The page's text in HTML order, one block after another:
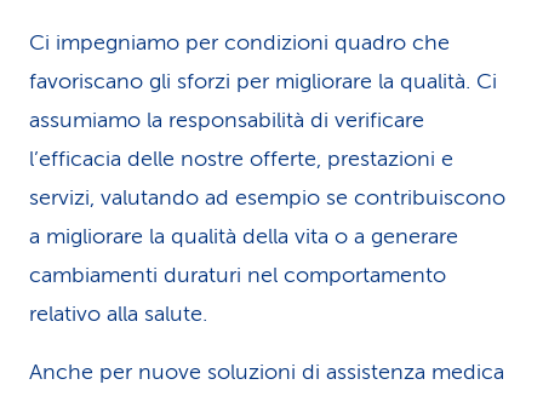
i
s
e
r
v
i
i
Ci impegniamo per condizioni quadro che
favoriscano gli sforzi per migliorare la qualità. Ci
assumiamo la responsabilità di verificare
l’efficacia delle nostre offerte, prestazioni e
servizi, valutando ad esempio se contribuiscono
a migliorare la qualità della vita o a generare
cambiamenti duraturi nel comportamento
relativo alla salute.
Anche per nuove soluzioni di assistenza medica